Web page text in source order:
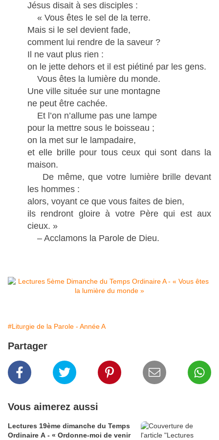
Jésus disait à ses disciples :
« Vous êtes le sel de la terre.
Mais si le sel devient fade,
comment lui rendre de la saveur ?
Il ne vaut plus rien :
on le jette dehors et il est piétiné par les gens.
Vous êtes la lumière du monde.
Une ville située sur une montagne
ne peut être cachée.
Et l’on n’allume pas une lampe
pour la mettre sous le boisseau ;
on la met sur le lampadaire,
et elle brille pour tous ceux qui sont dans la
maison.
De même, que votre lumière brille devant
les hommes :
alors, voyant ce que vous faites de bien,
ils rendront gloire à votre Père qui est aux
cieux. »
– Acclamons la Parole de Dieu.
#Liturgie de la Parole - Année A
Partager
Vous aimerez aussi
Lectures 19ème dimanche du Temps
Ordinaire A - « Ordonne-moi de venir